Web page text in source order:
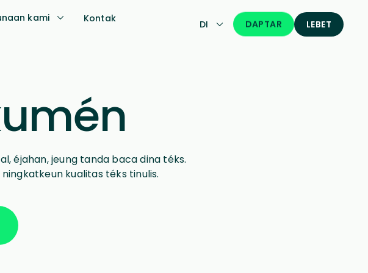
kami
Kontak
DI DAPTAR LEBET
éjahan, jeung tanda baca dina téks.
kualitas téks tinulis.